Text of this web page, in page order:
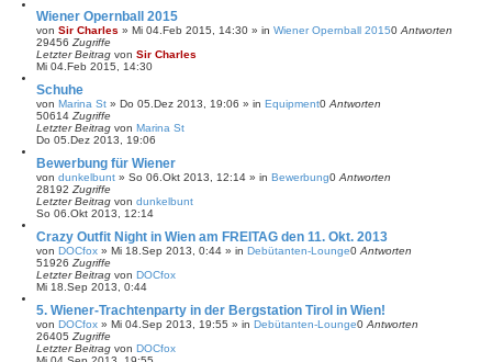
Wiener Opernball 2015
von Sir Charles » Mi 04.Feb 2015, 14:30 » in Wiener Opernball 20150 Antworten
29456 Zugriffe
Letzter Beitrag von Sir Charles
Mi 04.Feb 2015, 14:30
Schuhe
von Marina St » Do 05.Dez 2013, 19:06 » in Equipment0 Antworten
50614 Zugriffe
Letzter Beitrag von Marina St
Do 05.Dez 2013, 19:06
Bewerbung für Wiener
von dunkelbunt » So 06.Okt 2013, 12:14 » in Bewerbung0 Antworten
28192 Zugriffe
Letzter Beitrag von dunkelbunt
So 06.Okt 2013, 12:14
Crazy Outfit Night in Wien am FREITAG den 11. Okt. 2013
von DOCfox » Mi 18.Sep 2013, 0:44 » in Debütanten-Lounge0 Antworten
51926 Zugriffe
Letzter Beitrag von DOCfox
Mi 18.Sep 2013, 0:44
5. Wiener-Trachtenparty in der Bergstation Tirol in Wien!
von DOCfox » Mi 04.Sep 2013, 19:55 » in Debütanten-Lounge0 Antworten
26405 Zugriffe
Letzter Beitrag von DOCfox